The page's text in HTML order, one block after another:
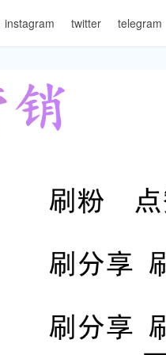
instagram twitter telegram